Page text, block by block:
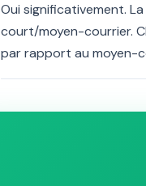
Oui significativement.
court/moyen-courrier.
par rapport au moyen-